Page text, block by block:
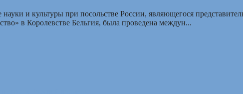
и культуры при посольстве России, являющегося
в Королевстве Бельгия, была проведена междун...